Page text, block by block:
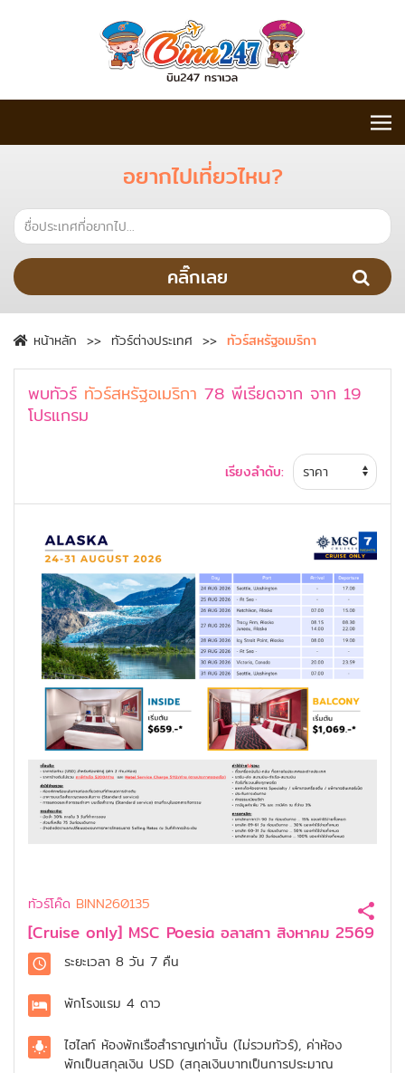
อยากไปเที่ยวไหน?
คลิ๊กเลย
หน้าหลัก ทัวร์ต่างประเทศ ทัวร์สหรัฐอเมริกา
พบทัวร์ ทัวร์สหรัฐอเมริกา 78 พีเรียดจาก จาก 19
โปรแกรม
เรียงลำดับ:
ทัวร์โค๊ด BINN260135
[Cruise only] MSC Poesia อลาสกา สิงหาคม 2569
ระยะเวลา 8 วัน 7 คืน
พักโรงแรม 4 ดาว
ไฮไลท์ ห้องพักเรือสำราญเท่านั้น (ไม่รวมทัวร์), ค่าห้อง
พักเป็นสกุลเงิน USD (สกุลเงินบาทเป็นการประมาณ